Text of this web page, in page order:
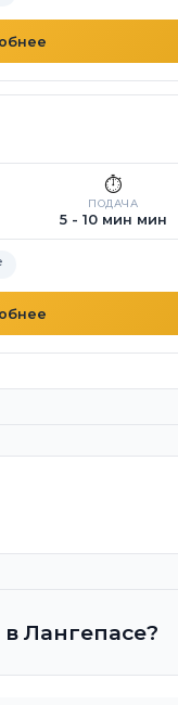
⏱️
ПОДАЧА
5 - 10 мин мин
Лангепасе?